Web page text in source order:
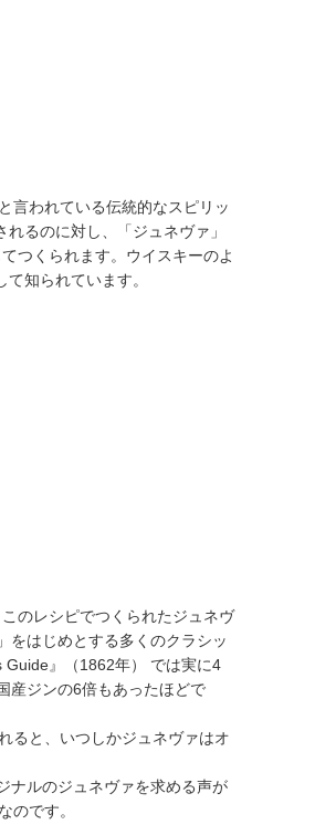
言われている伝統的なスピリッ
るのに対し、「ジュネヴァ」
つくられます。ウイスキーのよ
知られています。
のレシピでつくられたジュネヴ
をはじめとする多くのクラシッ
Guide』（1862年） では実に4
産ジンの6倍もあったほどで
ると、いつしかジュネヴァはオ
ナルのジュネヴァを求める声が
のです。